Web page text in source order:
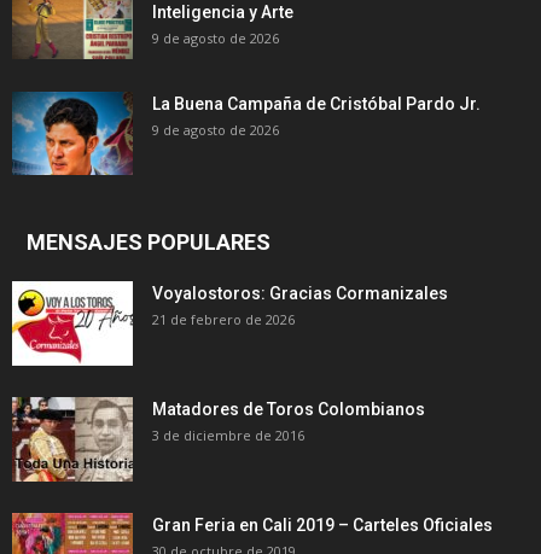
Inteligencia y Arte
9 de agosto de 2026
La Buena Campaña de Cristóbal Pardo Jr.
9 de agosto de 2026
MENSAJES POPULARES
Voyalostoros: Gracias Cormanizales
21 de febrero de 2026
Matadores de Toros Colombianos
3 de diciembre de 2016
Gran Feria en Cali 2019 – Carteles Oficiales